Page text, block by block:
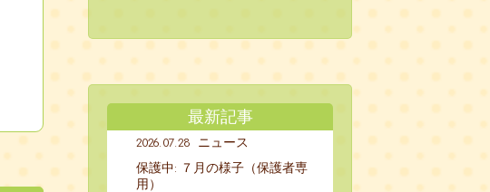
最新記事
2026.07.28
ニュース
保護中: ７月の様子（保護者専
用）